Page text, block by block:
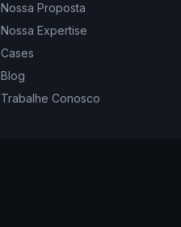
Nossa Proposta
Nossa Expertise
Cases
Blog
Trabalhe Conosco